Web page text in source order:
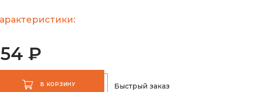
₽
В КОРЗИНУ Быстрый заказ